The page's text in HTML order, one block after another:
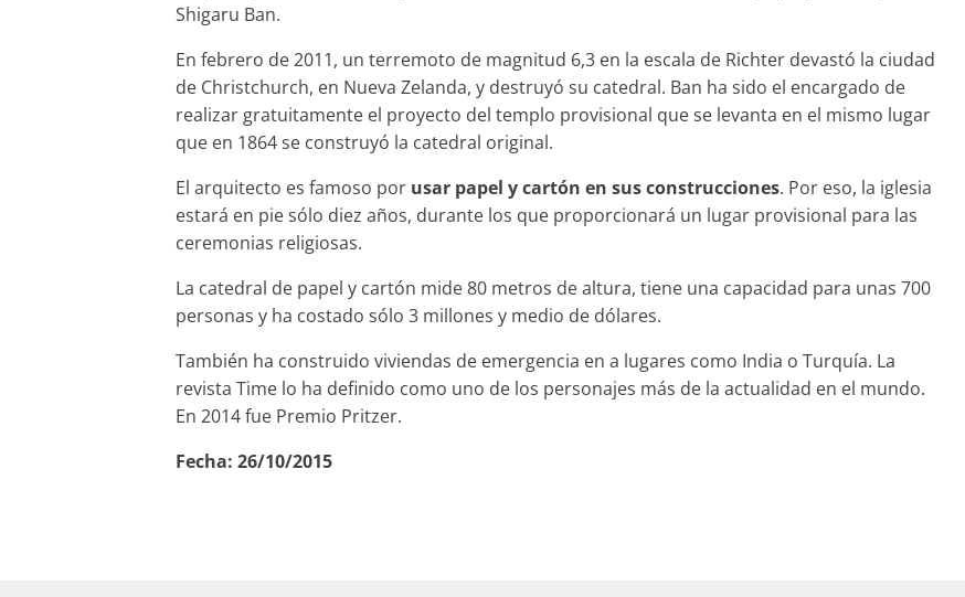
Shigaru Ban.
En febrero de 2011, un terremoto de magnitud 6,3 en la escala de Richter devastó la ciudad
de Christchurch, en Nueva Zelanda, y destruyó su catedral. Ban ha sido el encargado de
realizar gratuitamente el proyecto del templo provisional que se levanta en el mismo lugar
que en 1864 se construyó la catedral original.
El arquitecto es famoso por usar papel y cartón en sus construcciones. Por eso, la iglesia
estará en pie sólo diez años, durante los que proporcionará un lugar provisional para las
ceremonias religiosas.
La catedral de papel y cartón mide 80 metros de altura, tiene una capacidad para unas 700
personas y ha costado sólo 3 millones y medio de dólares.
También ha construido viviendas de emergencia en a lugares como India o Turquía. La
revista Time lo ha definido como uno de los personajes más de la actualidad en el mundo.
En 2014 fue Premio Pritzer.
Fecha: 26/10/2015